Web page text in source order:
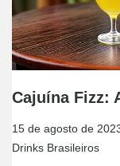
Cajuína Fizz:
15 de agosto de
Drinks Brasileiros